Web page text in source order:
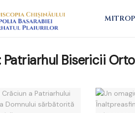
Patriarhul Bisericii